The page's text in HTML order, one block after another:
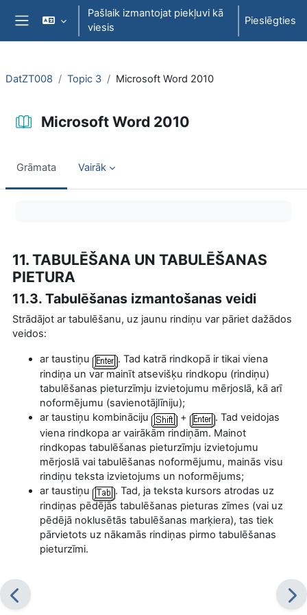
Atvērt galveno saturu
Sānu panelis
Pašlaik izmantojat piekļuvi kā
viesis
Pieslēgties
DatZT008 Topic 3 Microsoft Word 2010
Microsoft Word 2010
Grāmata Vairāk
11. TABULĒŠANA UN TABULĒŠANAS
PIETURA
11.3. Tabulēšanas izmantošanas veidi
Strādājot ar tabulēšanu, uz jaunu rindiņu var pāriet dažādos
veidos:
ar taustiņu
. Tad katrā rindkopā ir tikai viena
rindiņa un var mainīt atsevišķu rindkopu (rindiņu)
tabulēšanas pieturzīmju izvietojumu mērjoslā, kā arī
noformējumu (savienotājlīniju);
ar taustiņu kombināciju
+
. Tad veidojas
viena rindkopa ar vairākām rindiņām. Mainot
rindkopas tabulēšanas pieturzīmju izvietojumu
mērjoslā vai tabulēšanas noformējumu, mainās visu
rindiņu teksta izvietojums un noformējums;
ar taustiņu
. Tad, ja teksta kursors atrodas uz
rindiņas pēdējās tabulēšanas pieturas zīmes (vai uz
pēdējā noklusētās tabulēšanas marķiera), tas tiek
pārvietots uz nākamās rindiņas pirmo tabulēšanas
pieturzīmi.